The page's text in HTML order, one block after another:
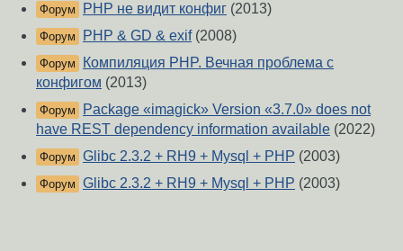
Форум PHP не видит конфиг (2013)
Форум PHP & GD & exif(2008)
Форум
Компиляция PHP. Вечная проблема с
конфигом (2013)
Форум
Package «imagick» Version «3.7.0» does not
have REST dependency information available (2022)
Форум Glibc 2.3.2 + RH9 + Mysql + PHP (2003)
Форум Glibc 2.3.2 + RH9 + Mysql + PHP (2003)